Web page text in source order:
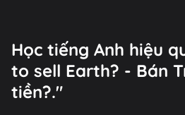
Học tiếng Anh hiệu
to sell Earth? - Bán
tiền?."